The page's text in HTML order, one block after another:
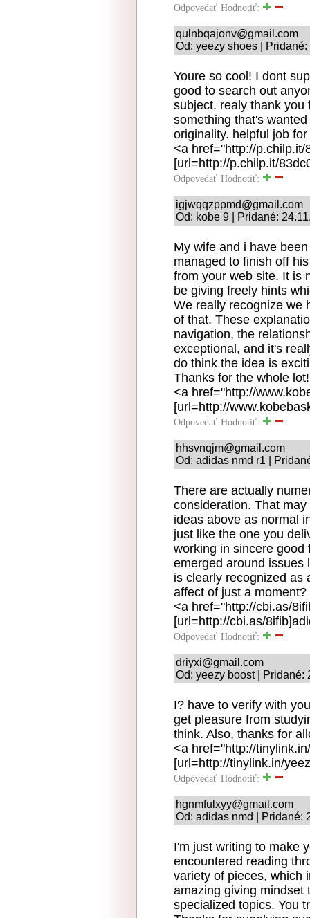
Odpovedať Hodnotiť:
qulnbqajonv@gmail.com
Od: yeezy shoes |
Youre so cool! I dont
good to search out
subject. realy thank you
something that's
originality. helpful job
<a href="http://
[url=http://p.chilp.it/
Odpovedať Hodnotiť:
igjwqqzppmd@gmail.com
Od: kobe 9 | Pridané:
My wife and i have
managed to finish off
from your web site. It is
be giving freely hints
We really recognize we
of that. These
navigation, the
exceptional, and it's
do think the idea is
Thanks for the whole lot!
<a href="http://
[url=http://
Odpovedať Hodnotiť:
hhsvnqjm@gmail.com
Od: adidas nmd r1 |
There are actually
consideration. That
ideas above as normal
just like the one you
working in sincere good
emerged around issues
is clearly recognized as
affect of just a
<a href="http://cbi.as/
[url=http://cbi.as/
Odpovedať Hodnotiť:
driyxi@gmail.com
Od: yeezy boost | Pridané:
I? have to verify with
get pleasure from
think. Also, thanks for
<a href="http://
[url=http://tinylink.in/
Odpovedať Hodnotiť:
hgnmfulxyy@gmail.com
Od: adidas nmd | Pridané:
I'm just writing to make
encountered reading
variety of pieces, which
amazing giving mindset
specialized topics. You